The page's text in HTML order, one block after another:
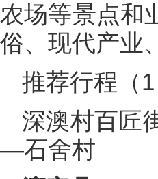
农场等景点和
俗、现代产业
推荐行程（1
深澳村百
—石舍村